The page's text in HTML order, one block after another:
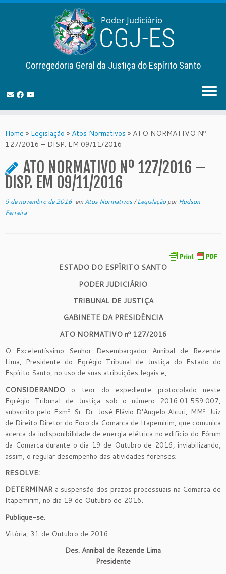
to
content
Corregedoria Geral da Justiça do Espírito Santo
Home » Legislação » Atos Normativos » ATO NORMATIVO Nº
127/2016 – DISP. EM 09/11/2016
ATO NORMATIVO Nº 127/2016 –
DISP. EM 09/11/2016
9 de novembro de 2016 em Atos Normativos/LegislaçãoporHudson
Ferreira
ESTADO DO ESPÍRITO SANTO
PODER JUDICIÁRIO
TRIBUNAL DE JUSTIÇA
GABINETE DA PRESIDÊNCIA
ATO NORMATIVO nº 127/2016
O Excelentíssimo Senhor Desembargador Annibal de Rezende
Lima, Presidente do Egrégio Tribunal de Justiça do Estado do
Espírito Santo, no uso de suas atribuições legais e,
CONSIDERANDO o teor do expediente protocolado neste
Egrégio Tribunal de Justiça sob o número 2016.01.559.007,
subscrito pelo Exmº. Sr. Dr. José Flávio D’Angelo Alcuri, MMº. Juiz
de Direito Diretor do Foro da Comarca de Itapemirim, que comunica
acerca da indisponibilidade de energia elétrica no edifício do Fórum
da Comarca durante o dia 19 de Outubro de 2016, inviabilizando,
assim, o regular desempenho das atividades forenses;
RESOLVE:
DETERMINAR a suspensão dos prazos processuais na Comarca de
Itapemirim, no dia 19 de Outubro de 2016.
Publique-se.
Vitória, 31 de Outubro de 2016.
Des. Annibal de Rezende Lima
Presidente